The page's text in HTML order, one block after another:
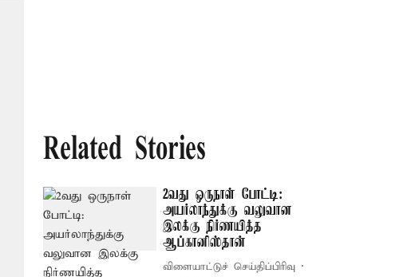
Related Stories
2வது ஒருநாள் போட்டி:
அயர்லாந்துக்கு வலுவான
இலக்கு நிர்ணயித்த
ஆப்கானிஸ்தான்
விளையாட்டுச் செய்திப்பிரிவு